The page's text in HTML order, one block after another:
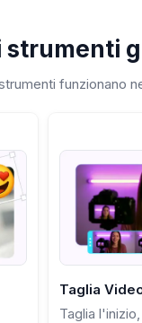
strumenti
funzionano
Taglia
Taglia